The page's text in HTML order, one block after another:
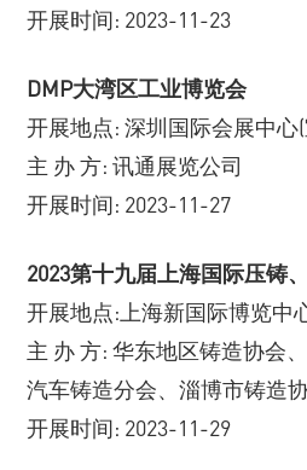
开展时间: 2023-11-23
DMP大湾区工业博览会
开展地点: 深圳国际会展中心
主 办 方: 讯通展览公司
开展时间: 2023-11-27
2023第十九届上海国际压铸
开展地点:上海新国际博览中
主 办 方: 华东地区铸造协会
汽车铸造分会、淄博市铸造
开展时间: 2023-11-29